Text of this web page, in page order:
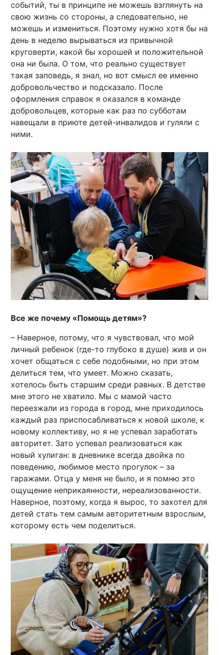
событий, ты в принципе не можешь взглянуть на
свою жизнь со стороны, а следовательно, не
можешь и измениться. Поэтому нужно хотя бы на
день в неделю вырываться из привычной
круговерти, какой бы хорошей и положительной
она ни была. О том, что реально существует
такая заповедь, я знал, но вот смысл ее именно
добровольчество и подсказало. После
оформления справок я оказался в команде
добровольцев, которые как раз по субботам
навещали в приюте детей-инвалидов и гуляли с
ними.
Все же почему «Помощь детям»?
– Наверное, потому, что я чувствовал, что мой
личный ребенок (где-то глубоко в душе) жив и он
хочет общаться с себе подобными, но при этом
делиться тем, что умеет. Можно сказать,
хотелось быть старшим среди равных. В детстве
мне этого не хватило. Мы с мамой часто
переезжали из города в город, мне приходилось
каждый раз приспосабливаться к новой школе, к
новому коллективу, но я не успевал заработать
авторитет. Зато успевал реализоваться как
новый хулиган: в дневнике всегда двойка по
поведению, любимое место прогулок – за
гаражами. Отца у меня не было, и я помню это
ощущение неприкаянности, нереализованности.
Наверное, поэтому, когда я вырос, то захотел для
детей стать тем самым авторитетным взрослым,
которому есть чем поделиться.